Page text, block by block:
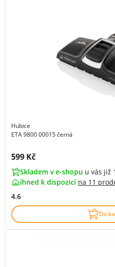
Hubice
ETA 9800 00015 černá
Cena s DPH:
599 Kč
Skladem v e-shopu u vás již
ihned k dispozici na 11
4.6
Do